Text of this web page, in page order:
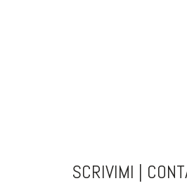
SCRIVIMI |